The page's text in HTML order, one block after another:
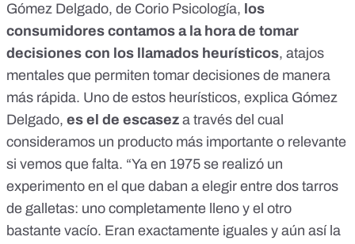
Gómez Delgado, de Corio Psicología, los
consumidores contamos a la hora de tomar
decisiones con los llamados heurísticos, atajos
mentales que permiten tomar decisiones de manera
más rápida. Uno de estos heurísticos, explica Gómez
Delgado, es el de escasez a través del cual
consideramos un producto más importante o relevante
si vemos que falta. “Ya en 1975 se realizó un
experimento en el que daban a elegir entre dos tarros
de galletas: uno completamente lleno y el otro
bastante vacío. Eran exactamente iguales y aún así la